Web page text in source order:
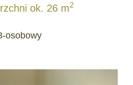
ok. 26 m2
osobowy